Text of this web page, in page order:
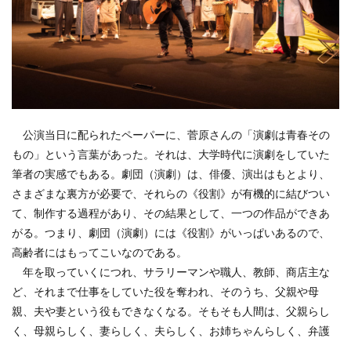
公演当日に配られたペーパーに、菅原さんの「演劇は青春その
もの」という言葉があった。それは、大学時代に演劇をしていた
筆者の実感でもある。劇団（演劇）は、俳優、演出はもとより、
さまざまな裏方が必要で、それらの《役割》が有機的に結びつい
て、制作する過程があり、その結果として、一つの作品ができあ
がる。つまり、劇団（演劇）には《役割》がいっぱいあるので、
高齢者にはもってこいなのである。
年を取っていくにつれ、サラリーマンや職人、教師、商店主な
ど、それまで仕事をしていた役を奪われ、そのうち、父親や母
親、夫や妻という役もできなくなる。そもそも人間は、父親らし
く、母親らしく、妻らしく、夫らしく、お姉ちゃんらしく、弁護